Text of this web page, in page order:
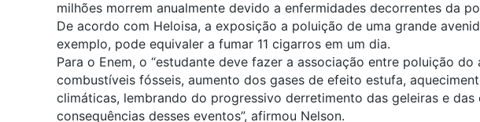
milhões morrem anualmente devido a enfermidades decorrentes da
De acordo com Heloisa, a exposição a poluição de uma grande
exemplo, pode equivaler a fumar 11 cigarros em um dia.
Para o Enem, o “estudante deve fazer a associação entre poluição do
combustíveis fósseis, aumento dos gases de efeito estufa,
climáticas, lembrando do progressivo derretimento das geleiras e das
consequências desses eventos”, afirmou Nelson.